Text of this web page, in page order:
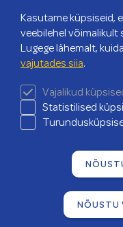
OLE
Kasutame küpsiseid,
veebilehel võimalikult
Lugege lähemalt,
vajutades siia.
Vajalikud
Statistilised
NÕUSTU